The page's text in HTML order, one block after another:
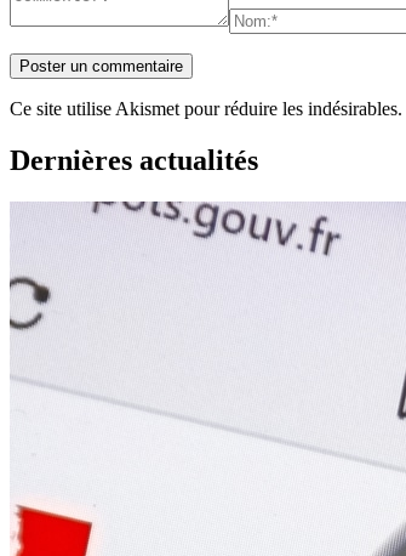
Ce site utilise Akismet pour réduire les indésirables.
Dernières actualités